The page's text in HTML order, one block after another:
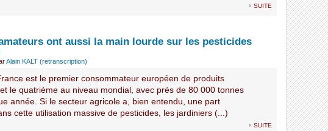
suite
ont aussi la main lourde sur les pesticides
Alain KALT (retranscription)
est le premier consommateur européen de produits
le quatrième au niveau mondial, avec près de 80 000 tonnes
année. Si le secteur agricole a, bien entendu, une part
cette utilisation massive de pesticides, les jardiniers (...)
suite